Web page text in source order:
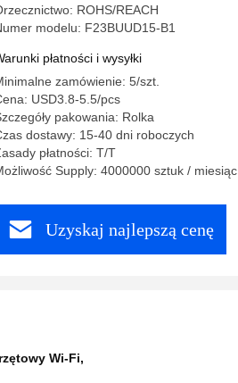
ROHS/REACH
modelu: F23BUUD15-B1
płatności i wysyłki
zamówienie: 5/szt.
USD3.8-5.5/pcs
pakowania: Rolka
dostawy: 15-40 dni roboczych
płatności: T/T
Supply: 4000000 sztuk / miesiąc
Uzyskaj najlepszą cenę
Wi-Fi,